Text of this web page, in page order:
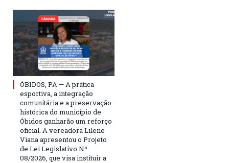
ÓBIDOS, PA — A prática
esportiva, a integração
comunitária e a preservação
histórica do município de
Óbidos ganharão um reforço
oficial. A vereadora Lilene
Viana apresentou o Projeto
de Lei Legislativo Nº
08/2026, que visa instituir a